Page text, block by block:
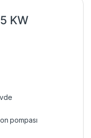
KW
pompası